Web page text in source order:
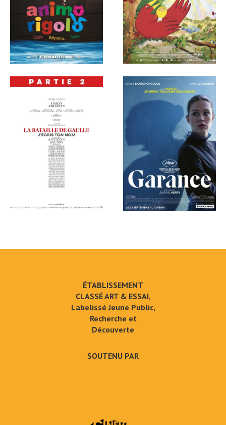
ÉTABLISSEMENT
CLASSÉ ART & ESSAI,
Labelissé Jeune Public,
Recherche et
Découverte
SOUTENU PAR